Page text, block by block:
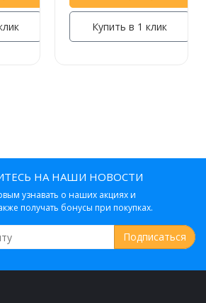
Купить в 1 клик
НА НАШИ НОВОСТИ
узнавать о наших акциях и
получать бонусы при покупках.